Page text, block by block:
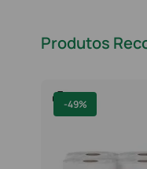
Produtos
-49%